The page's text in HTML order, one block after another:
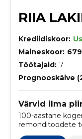
RIIA
Krediidiskoor:
Maineskoor:
Töötajaid: 7
Prognooskäive
Värvid ilma
100-aastane
remonditoodete